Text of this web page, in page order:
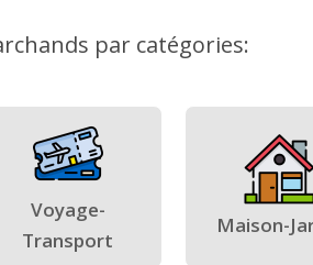
par catégories:
Voyage-
Transport
Maison-